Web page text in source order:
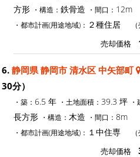
方形 ・構造： 鉄骨造 ・間口： 12m
・都市計画(用途地域)： ２種住居
売却価格
6. 静岡県 静岡市 清水区 中矢部町
30分）
・築： 6.5 年 ・土地面積： 39.3 坪
長方形 ・構造： 木造 ・間口： 8m
・都市計画(用途地域)： １中住専
売却価格